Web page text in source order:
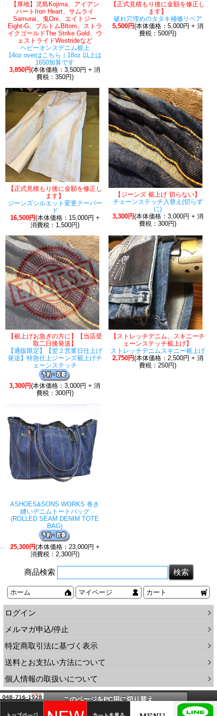
【厚地】児島Kojima、アイアン
ハートIron Heart、サムライ
Samurai、鬼Oni、エイトジー
Eight-G、ブルトムBltom、ストラ
イクゴールドThe Strike Gold、ウ
ェストライドWestrideなど
ヘビーオンスデニム裾上
14oz.overはこちら｜18oz.以上は
1650加算です
3,850円(本体価格：3,500円 + 消
費税：350円)
【正式見積もり後に金額を修正し
ます】
破れ穴埋めのタタキ補修リペア
5,500円(本体価格：5,000円 + 消
費税：500円)
【正式見積もり後に金額を修正し
ます】
ジーンズシルエット変更テーパー
ド
16,500円(本体価格：15,000円 +
消費税：1,500円)
【ジーンズ 裾上げ 切らない】
チェーンステッチ入替え(切らず
に)
3,300円(本体価格：3,000円 + 消
費税：300円)
【裾上げお急ぎの方に】【当店受
取二日後発送】
【通販限定】【翌２営業日仕上げ
発送】特急仕上ジーンズ裾上げチ
ェーンステッチ
3,300円(本体価格：3,000円 + 消
費税：300円)
【ストレッチデニム、スキニーチ
ェーンステッチ裾上げ】
ストレッチデニムスキニー裾上げ
2,750円(本体価格：2,500円 + 消
費税：250円)
ASHOES&SONS WORKS 巻き
縫いデニムトートバッグ
(ROLLED SEAM DENIM TOTE
BAG)
25,300円(本体価格：23,000円 +
消費税：2,300円)
商品検索
ホーム マイページ カート
ログイン
メルマガ申込/停止
特定商取引法に基づく表示
送料とお支払い方法について
個人情報の取扱いについて
このページをPC用に切り替え